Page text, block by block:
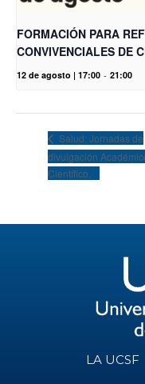
FORMACIÓN PARA
CONVIVENCIALES DE
12 de agosto | 17:00 - 21:00
Salud: Jornadas de
divulgación
Científico.
LA UCSF